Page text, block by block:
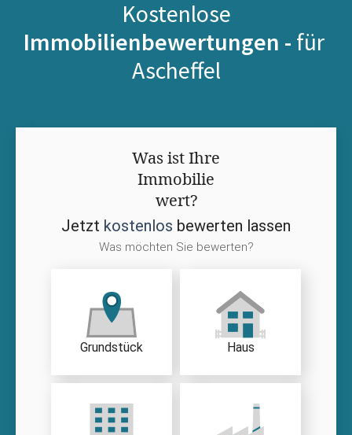
Kostenlose
Immobilienbewertungen - für
Ascheffel
Was ist Ihre
Immobilie
wert?
Jetzt kostenlos bewerten lassen
Was möchten Sie bewerten?
Grundstück Haus